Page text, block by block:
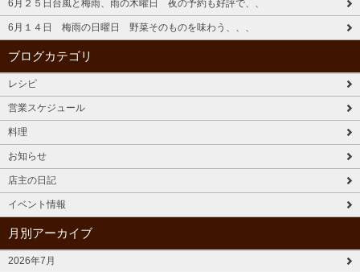
6月２５日台風と梅雨、雨の木曜日 夜の予約も好評で、、
6月１４日 梅雨の日曜日 野菜そのものを味わう、、、
ブログカテゴリ
レシピ
営業スケジュール
料理
お知らせ
店主の日記
イベント情報
月別アーカイブ
2026年7月